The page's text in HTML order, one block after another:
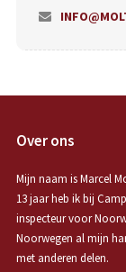
Over ons
Mijn naam is Marcel
13 jaar heb ik bij
inspecteur voor
Noorwegen al mijn
met anderen delen.